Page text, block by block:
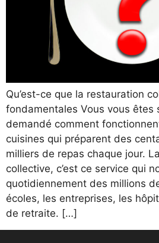
Qu’est-ce que la restauration
fondamentales Vous vous êtes
demandé comment
cuisines qui préparent des
milliers de repas chaque jour.
collective, c’est ce service qui
quotidiennement des millions
écoles, les entreprises, les
de retraite. […]